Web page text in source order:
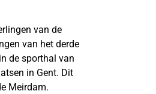
van de
van het derde
de sporthal van
in Gent. Dit
Meirdam.